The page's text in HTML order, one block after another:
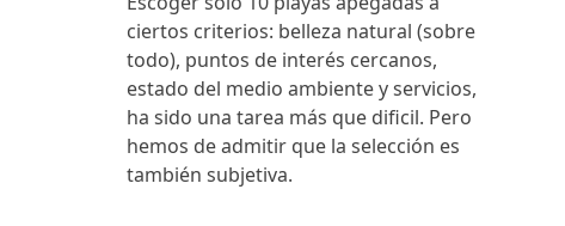
ciertos criterios: belleza natural (sobre
todo), puntos de interés cercanos,
estado del medio ambiente y servicios,
ha sido una tarea más que dificil. Pero
hemos de admitir que la selección es
también subjetiva.